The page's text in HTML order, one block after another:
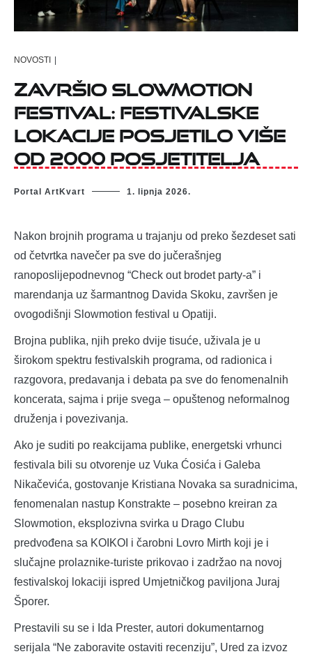
NOVOSTI
Završio Slowmotion
festival: Festivalske
lokacije posjetilo više
od 2000 posjetitelja
Portal ArtKvart 1. lipnja 2026.
Nakon brojnih programa u trajanju od preko šezdeset sati
od četvrtka navečer pa sve do jučerašnjeg
ranoposlijepodnevnog “Check out brodet party-a” i
marendanja uz šarmantnog Davida Skoku, završen je
ovogodišnji Slowmotion festival u Opatiji.
Brojna publika, njih preko dvije tisuće, uživala je u
širokom spektru festivalskih programa, od radionica i
razgovora, predavanja i debata pa sve do fenomenalnih
koncerata, sajma i prije svega – opuštenog neformalnog
druženja i povezivanja.
Ako je suditi po reakcijama publike, energetski vrhunci
festivala bili su otvorenje uz Vuka Ćosića i Galeba
Nikačevića, gostovanje Kristiana Novaka sa suradnicima,
fenomenalan nastup Konstrakte – posebno kreiran za
Slowmotion, eksplozivna svirka u Drago Clubu
predvođena sa KOIKOI i čarobni Lovro Mirth koji je i
slučajne prolaznike-turiste prikovao i zadržao na novoj
festivalskoj lokaciji ispred Umjetničkog paviljona Juraj
Šporer.
Prestavili su se i Ida Prester, autori dokumentarnog
serijala “Ne zaboravite ostaviti recenziju”, Ured za izvoz